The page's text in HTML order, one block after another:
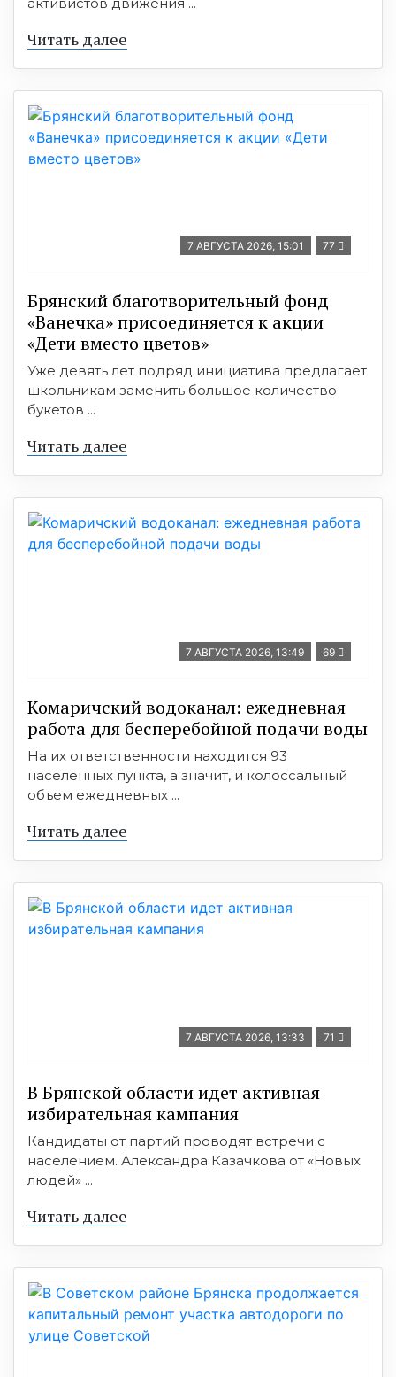
Читать далее
7 АВГУСТА 2026, 15:01 77
Брянский благотворительный фонд
«Ванечка» присоединяется к акции
«Дети вместо цветов»
Уже девять лет подряд инициатива предлагает
школьникам заменить большое количество
букетов ...
Читать далее
7 АВГУСТА 2026, 13:49 69
Комаричский водоканал: ежедневная
работа для бесперебойной подачи воды
На их ответственности находится 93
населенных пункта, а значит, и колоссальный
объем ежедневных ...
Читать далее
7 АВГУСТА 2026, 13:33 71
В Брянской области идет активная
избирательная кампания
Кандидаты от партий проводят встречи с
населением. Александра Казачкова от «Новых
людей» ...
Читать далее